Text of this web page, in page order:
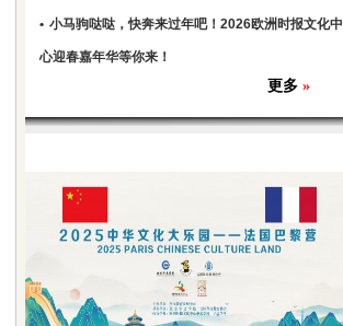
• 小马驹哒哒，快奔来过年吧！2026欧洲时报文化中
心迎春嘉年华等你来！
更多 »